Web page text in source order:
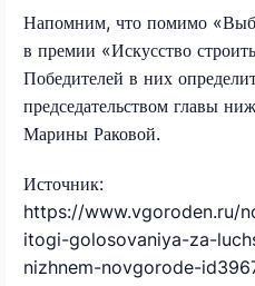
Напомним, что помимо
в премии «Искусство
Победителей в них
председательством главы
Марины Раковой.
Источник:
https://www.vgoroden.ru/
itogi-golosovaniya-za-
nizhnem-novgorode-